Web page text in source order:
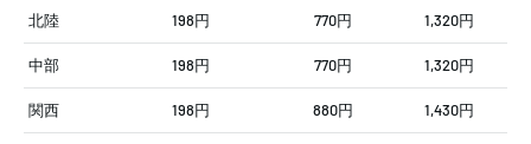
北陸 198円 770円 1,320円
中部 198円 770円 1,320円
関西 198円 880円 1,430円